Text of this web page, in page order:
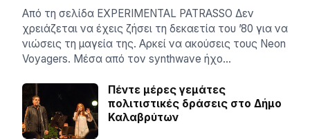
Aπό τη σελίδα ΕXPERIMENTAL PATRASSO Δεν
χρειάζεται να έχεις ζήσει τη δεκαετία του ’80 για να
νιώσεις τη μαγεία της. Αρκεί να ακούσεις τους Neon
Voyagers. Μέσα από τον synthwave ήχο…
Πέντε μέρες γεμάτες
πολιτιστικές δράσεις στο Δήμο
Καλαβρύτων